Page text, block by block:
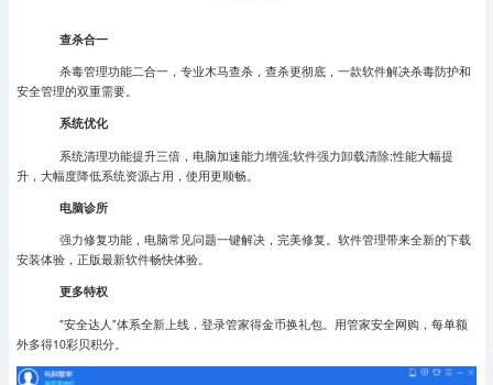
查杀合一
杀毒管理功能二合一，专业木马查杀，查杀更彻底，一款软件解决杀毒防护和
安全管理的双重需要。
系统优化
系统清理功能提升三倍，电脑加速能力增强;软件强力卸载清除;性能大幅提
升，大幅度降低系统资源占用，使用更顺畅。
电脑诊所
强力修复功能，电脑常见问题一键解决，完美修复。软件管理带来全新的下载
安装体验，正版最新软件畅快体验。
更多特权
"安全达人"体系全新上线，登录管家得金币换礼包。用管家安全网购，每单额
外多得10彩贝积分。